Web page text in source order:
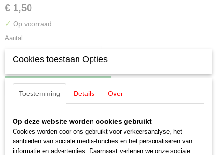
€ 1,50
✓ Op voorraad
Aantal
IN WINKELWAGEN
Omschrijving
Märklin E756080 Schroeven
Cookies toestaan Opties
Toestemming Details Over
Op deze website worden cookies gebruikt
Cookies worden door ons gebruikt voor verkeersanalyse, het
aanbieden van sociale media-functies en het personaliseren van
informatie en advertenties. Daarnaast verlenen we onze sociale